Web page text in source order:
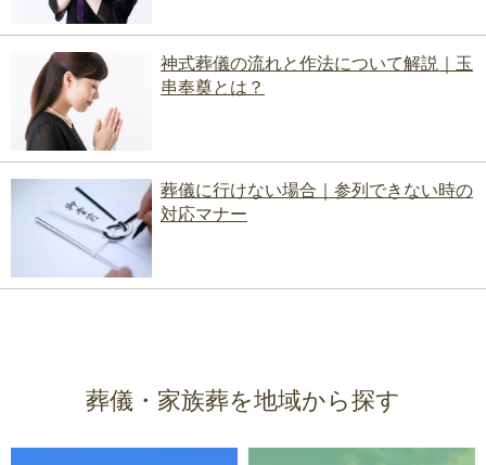
神式葬儀の流れと作法について解説｜玉
串奉奠とは？
葬儀に行けない場合｜参列できない時の
対応マナー
葬儀・家族葬を地域から探す